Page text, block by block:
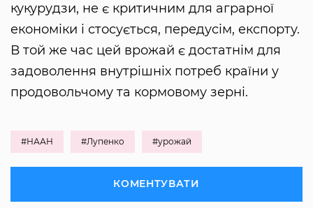
кукурудзи, не є критичним для аграрної
економіки і стосується, передусім, експорту.
В той же час цей врожай є достатнім для
задоволення внутрішніх потреб країни у
продовольчому та кормовому зерні.
#НААН #Лупенко #урожай
КОМЕНТУВАТИ